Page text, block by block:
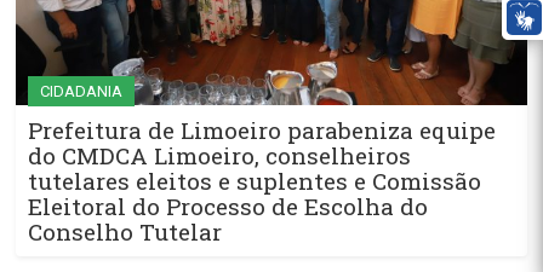
CIDADANIA
Prefeitura de Limoeiro parabeniza equipe
do CMDCA Limoeiro, conselheiros
tutelares eleitos e suplentes e Comissão
Eleitoral do Processo de Escolha do
Conselho Tutelar